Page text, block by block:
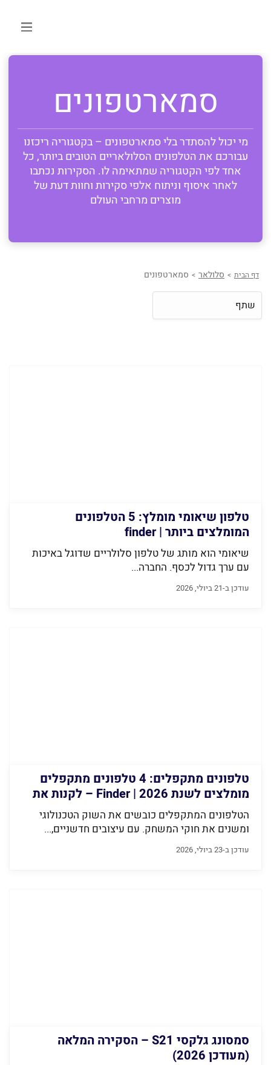
סמארטפונים
מי יכול להסתדר בלי סמארטפונים – בקטגוריה ריכזנו
עבורכם את הטלפונים הסלולאריים הטובים ביותר, כל
אחד לפי הקטגוריה שמתאימה לו. הסקירות נכתבו
לאחר איסוף וניתוח אלפי סקירות וחוות דעת של
מוצרים מרחבי העולם
דף הבית > סלולאר > סמארטפונים
שתף
טלפון שיאומי מומלץ: 5 הטלפונים
המומלצים ביותר | finder
שיאומי הוא מותג של טלפון סלולריים שדוגל באיכות
עם ערך גדול לכסף. החברה...
עודכן ב-21 ביולי, 2026
טלפונים מתקפלים: 4 טלפונים מתקפלים
מומלצים לשנת 2026 | Finder – לקנות את
הטוב ביותר
הטלפונים המתקפלים כובשים את השוק הטכנולוגי
ומשנים את חוקי המשחק. עם עיצובים חדשניים,...
עודכן ב-23 ביולי, 2026
סמסונג גלקסי S21 – הסקירה המלאה
(מעודכן 2026)